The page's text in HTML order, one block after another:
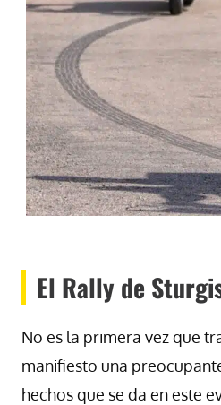
El Rally de
No es la primera vez que
manifiesto una
hechos que se da en este